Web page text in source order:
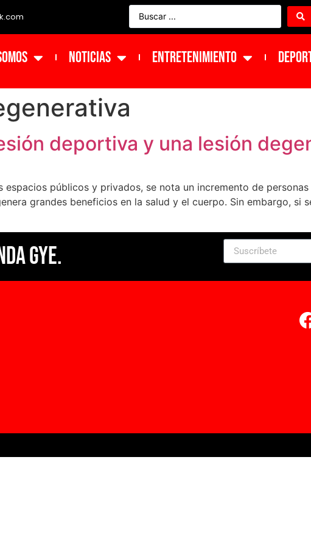
NOTICIAS ENTRETENIMIENTO
deportiva y una lesión
públicos y privados, se nota un incremento de
grandes beneficios en la salud y el cuerpo. Sin embargo, si
Gye.